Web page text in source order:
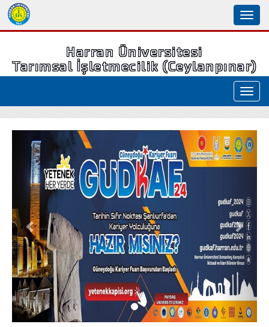
Harran Üniversitesi
Tarımsal İşletmecilik (Ceylanpınar)
Geri İleri